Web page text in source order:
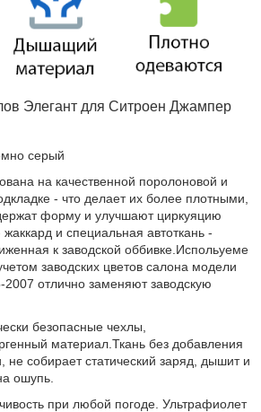
Элегант для Ситроен Джампер
серый
на качественной поролоновой и
- что делает их более плотными,
форму и улучшают циркуяцию
и специальная автоткань -
к заводской оббивке.Испольуеме
заводских цветов салона модели
отлично заменяют заводскую
безопасные чехлы,
материал.Ткань без добавления
не собирает статический заряд, дышит и
ошупь.
при любой погоде. Ультрафиолет